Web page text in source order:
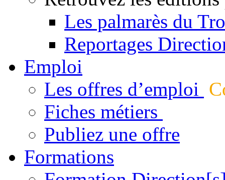
Les palmarès du
Reportages
Emploi
Les offres d’emploi
Fiches métiers
Publiez une offre
Formations